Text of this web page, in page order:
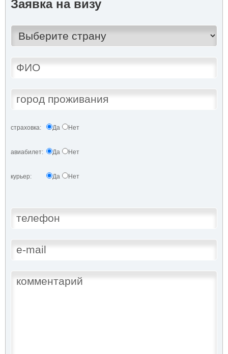
Заявка на визу
страховка: Да Нет
авиабилет: Да Нет
курьер: Да Нет